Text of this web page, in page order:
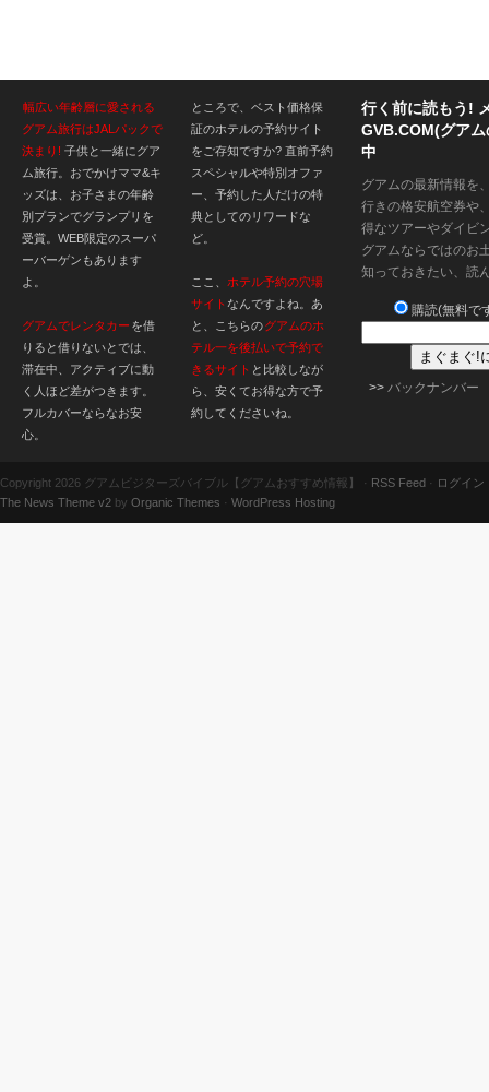
幅広い年齢層に愛される
グアム旅行はJALパックで
決まり! 子供と一緒にグア
ム旅行。おでかけママ&キ
ッズは、お子さまの年齢
別プランでグランプリを
受賞。WEB限定のスーパ
ーバーゲンもあります
よ。
グアムでレンタカー を借
りると借りないとでは、
滞在中、アクティブに動
く人ほど差がつきます。
フルカバーならなお安
心。
ところで、ベスト価格保
証のホテルの予約サイト
をご存知ですか? 直前予約
スペシャルや特別オファ
ー、予約した人だけの特
典としてのリワードな
ど。
ここ、 ホテル予約の穴場
サイトなんですよね。あ
と、こちらのグアムのホ
テル一を後払いで予約で
きるサイト と比較しなが
ら、安くてお得な方で予
約してくださいね。
行く前に読もう!
GVB.COM(グア
中
グアムの最新情報を
行きの格安航空券や
得なツアーやダイビ
グアムならではのお
知っておきたい、読
購読(無料で
>> バックナンバー
Copyright 2026 グアムビジターズバイブル【グアムおすすめ情報】 · RSS Feed · ログイン
The News Theme v2 by Organic Themes · WordPress Hosting